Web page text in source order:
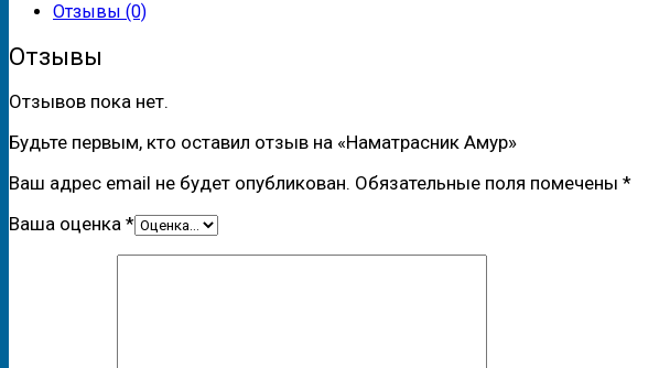
Отзывы (0)
Отзывы
Отзывов пока нет.
Будьте первым, кто оставил отзыв на «Наматрасник Амур»
Ваш адрес email не будет опубликован. Обязательные поля помечены *
Ваша оценка *